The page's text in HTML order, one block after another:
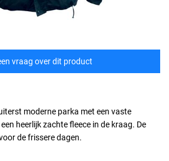
vraag over dit product
moderne parka met een vaste
heerlijk zachte fleece in de kraag. De
de frissere dagen.